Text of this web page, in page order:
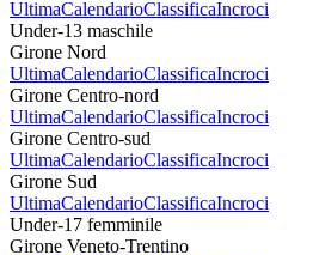
UltimaCalendarioClassificaIncroci
Under-13 maschile
Girone Nord
UltimaCalendarioClassificaIncroci
Girone Centro-nord
UltimaCalendarioClassificaIncroci
Girone Centro-sud
UltimaCalendarioClassificaIncroci
Girone Sud
UltimaCalendarioClassificaIncroci
Under-17 femminile
Girone Veneto-Trentino